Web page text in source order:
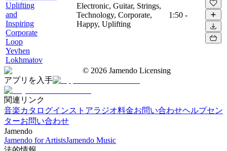
Uplifting
and
Inspiring
Corporate
Loop
Yevhen
Lokhmatov
Electronic, Guitar, Strings,
Technology, Corporate,
Happy, Uplifting
1:50 -
© 2026 Jamendo Licensing
アプリを入手
関連リンク
音楽カタログインストアラジオ料金お問い合わせヘルプセン
ターお問い合わせ
Jamendo
Jamendo for ArtistsJamendo Music